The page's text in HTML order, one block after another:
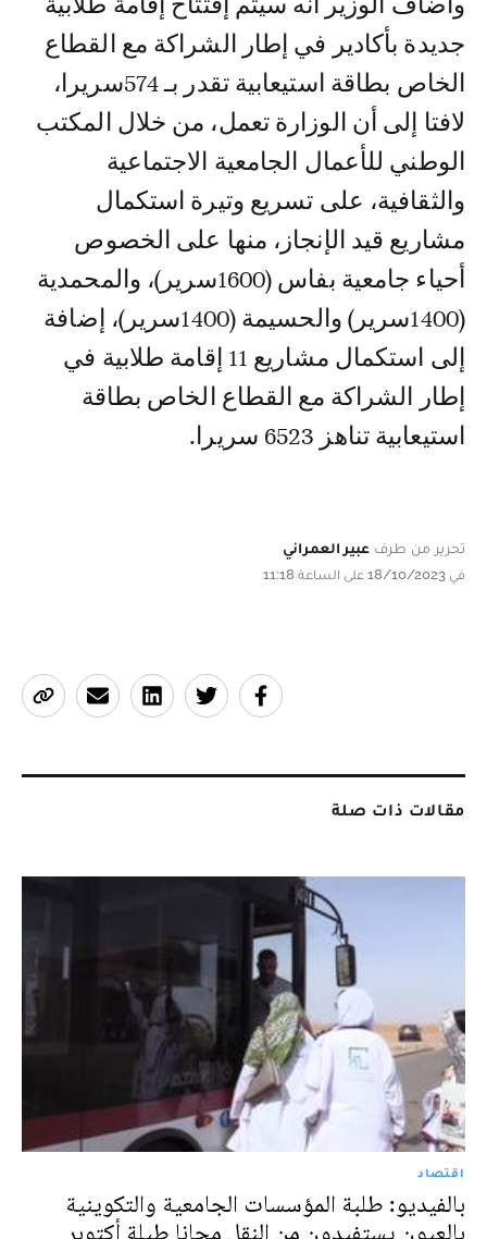
وأضاف الوزير أنه سيتم إفتتاح إقامة طلابية
جديدة بأكادير في إطار الشراكة مع القطاع
الخاص بطاقة استيعابية تقدر بـ 574سريرا،
لافتا إلى أن الوزارة تعمل، من خلال المكتب
الوطني للأعمال الجامعية الاجتماعية
والثقافية، على تسريع وتيرة استكمال
مشاريع قيد الإنجاز، منها على الخصوص
أحياء جامعية بفاس (1600سرير)، والمحمدية
(1400سرير) والحسيمة (1400سرير)، إضافة
إلى استكمال مشاريع 11 إقامة طلابية في
إطار الشراكة مع القطاع الخاص بطاقة
استيعابية تناهز 6523 سريرا.
تحرير من طرف عبير العمراني
في 18/10/2023 على الساعة 11:18
مقالات ذات صلة
اقتصاد
بالفيديو: طلبة المؤسسات الجامعية والتكوينية
بالعيون يستفيدون من النقل مجانا طيلة أكتوبر